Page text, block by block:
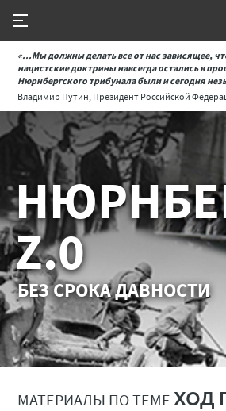
«...Мы должны делать все от нас зависящее,
нацистские доктрины навсегда остались в
Нюрнбергского трибунала были и сегодня
Владимир Путин, Президент Российской
Z.0
БЕЗ СРОКА ДАВНОСТИ
МАТЕРИАЛЫ ПО ТЕМЕХОД